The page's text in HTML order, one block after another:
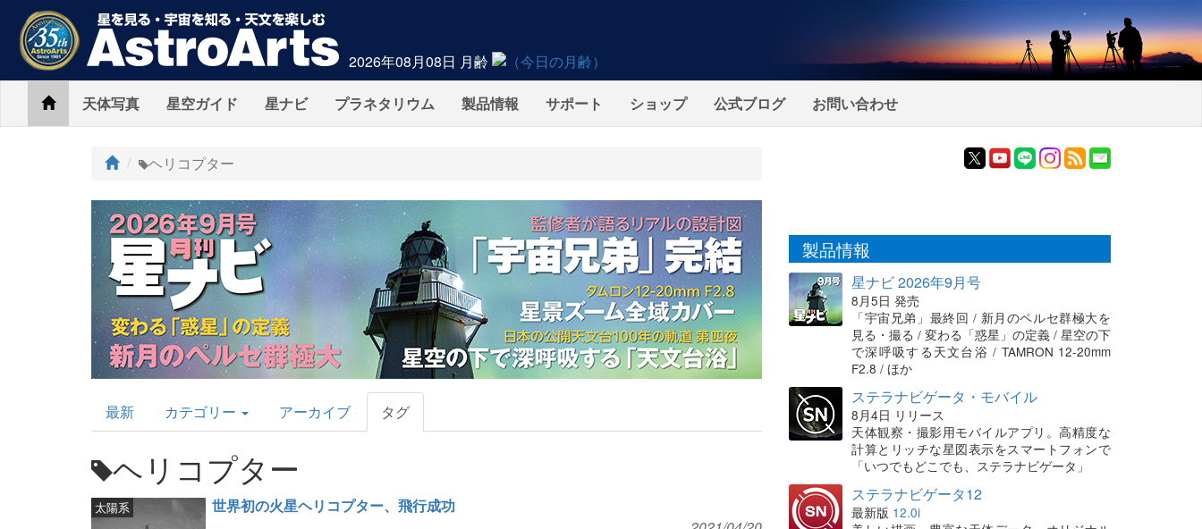
2026年08月08日 月齢
Home天体写真 星空ガイド 星ナビ プラネタリウム 製品情報 サポート ショップ 公式ブログ お問い合わせ
ト
プ
ヘリコプター
AstroArts
Topics
最新 カテゴリー アーカイブ タグ
ヘリコプター
世界初の火星ヘリコプター、飛行成功
太陽系
製品情報
星ナビ 2026年9月号
8月5日 発売
「宇宙兄弟」最終回 / 新月のペルセ群極大を
見る・撮る / 変わる「惑星」の定義 / 星空の下
で深呼吸する天文台浴 / TAMRON 12-20mm
F2.8 / ほか
ステラナビゲータ・モバイル
8月4日 リリース
天体観察・撮影用モバイルアプリ。高精度な
計算とリッチな星図表示をスマートフォンで
「いつでもどこでも、ステラナビゲータ」
ステラナビゲータ12
最新版 12.0i